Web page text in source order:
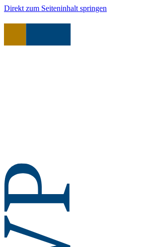
Direkt zum Seiteninhalt springen